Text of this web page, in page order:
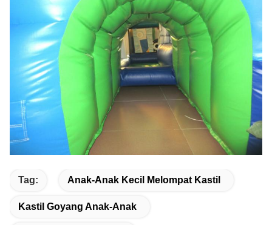
Tag: Anak-Anak Kecil Melompat Kastil
Kastil Goyang Anak-Anak